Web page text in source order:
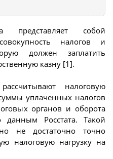
представляет собой
налогов и
должен заплатить
казну [1].
налоговую
уплаченных налогов
органов и оборота
данным Росстата. Такой
не достаточно точно
налоговую нагрузку на